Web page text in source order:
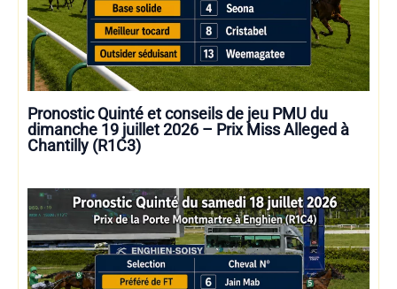
Pronostic Quinté et conseils de jeu PMU du
dimanche 19 juillet 2026 – Prix Miss Alleged à
Chantilly (R1C3)